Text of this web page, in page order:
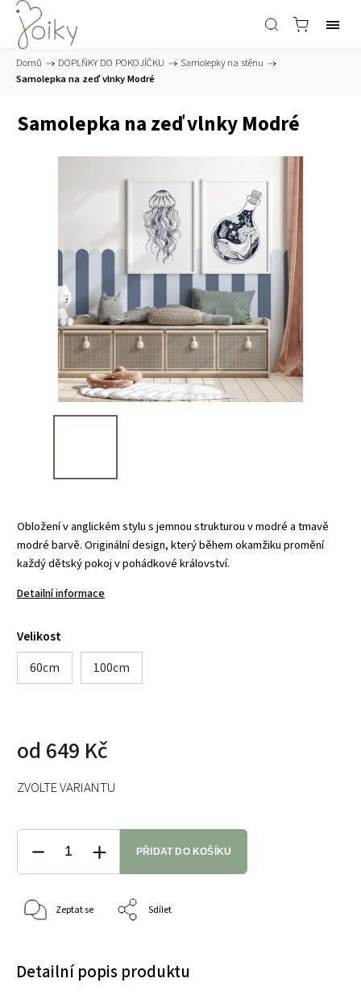
Domů / DOPLŇKY DO POKOJÍČKU / Samolepky na stěnu /
Samolepka na zeď vlnky Modré
Samolepka na zeď vlnky Modré
Obložení v anglickém stylu s jemnou strukturou v modré a tmavě
modré barvě. Originální design, který během okamžiku promění
každý dětský pokoj v pohádkové království.
Detailní informace
Velikost
60cm
100cm
od 649 Kč
ZVOLTE VARIANTU
PŘIDAT DO KOŠÍKU
Zeptat se Sdílet
Detailní popis produktu